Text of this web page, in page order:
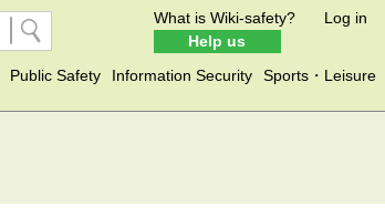
What is Wiki-safety?
Help us
Log in
Public Safety Information Security Sports・Leisure